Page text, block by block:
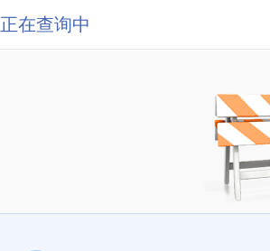
正在查询中